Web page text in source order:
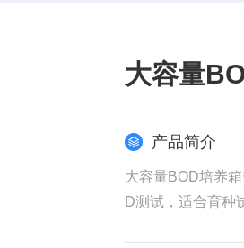
大容量
产品简介
大容量BOD培养
D测试，适合育种